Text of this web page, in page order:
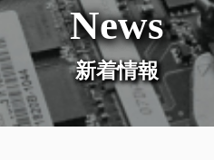
megbox 顔認証システム
オフィス関連売
ホビー関連
プログラミング教材開発・
スーパーアルカリイオン水
スーパーアルカリイオン水
News
新着情報